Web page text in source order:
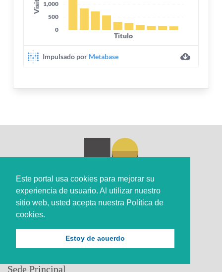
Este portal usa cookies para mejorar su
experiencia de usuario. Al utilizar nuestro
sitio web, usted acepta nuestra Política de
cookies.
Estoy de acuerdo
Sede Principal